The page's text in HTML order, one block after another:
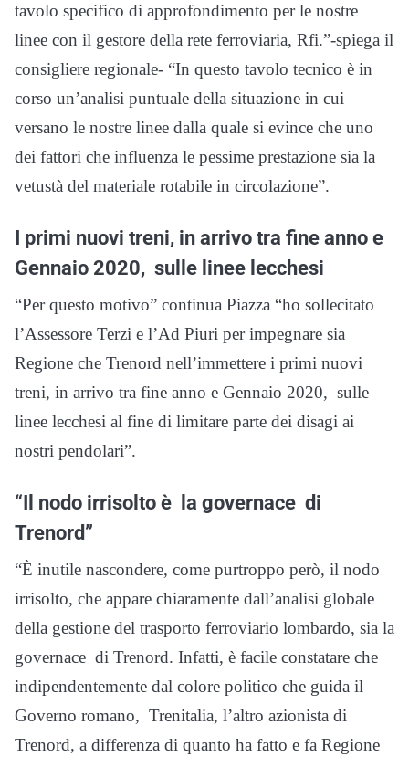
tavolo specifico di approfondimento per le nostre
linee con il gestore della rete ferroviaria, Rfi.”-spiega il
consigliere regionale- “In questo tavolo tecnico è in
corso un’analisi puntuale della situazione in cui
versano le nostre linee dalla quale si evince che uno
dei fattori che influenza le pessime prestazione sia la
vetustà del materiale rotabile in circolazione”.
I primi nuovi treni, in arrivo tra fine anno e
Gennaio 2020, sulle linee lecchesi
“Per questo motivo” continua Piazza “ho sollecitato
l’Assessore Terzi e l’Ad Piuri per impegnare sia
Regione che Trenord nell’immettere i primi nuovi
treni, in arrivo tra fine anno e Gennaio 2020, sulle
linee lecchesi al fine di limitare parte dei disagi ai
nostri pendolari”.
“Il nodo irrisolto è la governace di
Trenord”
“È inutile nascondere, come purtroppo però, il nodo
irrisolto, che appare chiaramente dall’analisi globale
della gestione del trasporto ferroviario lombardo, sia la
governace di Trenord. Infatti, è facile constatare che
indipendentemente dal colore politico che guida il
Governo romano, Trenitalia, l’altro azionista di
Trenord, a differenza di quanto ha fatto e fa Regione